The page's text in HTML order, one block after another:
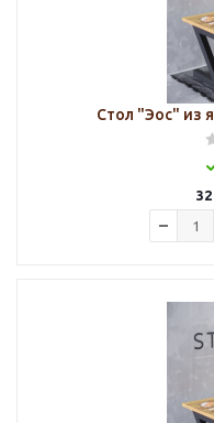
Стол "Эос" из
32